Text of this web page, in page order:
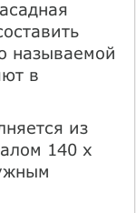
называемой
в
из
140 x